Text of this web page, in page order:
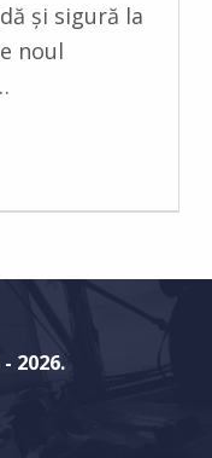
și sigură la
noul
2026.